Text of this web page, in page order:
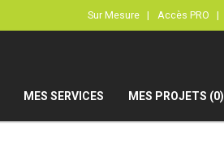
Sur Mesure | Accès PRO |
MES SERVICES MES PROJETS (0)